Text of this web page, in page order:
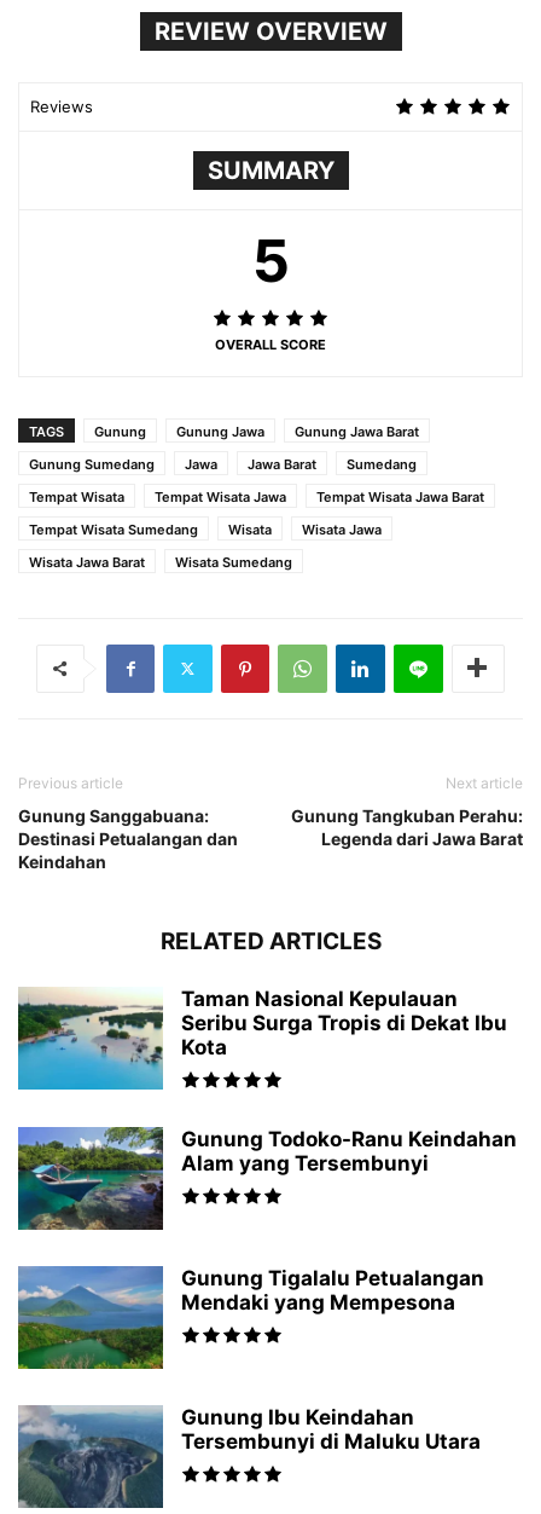
REVIEW OVERVIEW
Reviews
SUMMARY
5
OVERALL SCORE
TAGS Gunung Gunung Jawa
Gunung Jawa Barat
Gunung Sumedang
Jawa Jawa Barat
Sumedang
Tempat Wisata
Tempat Wisata Jawa
Tempat Wisata Jawa Barat
Tempat Wisata Sumedang
Wisata
Wisata Jawa
Wisata Jawa Barat
Wisata Sumedang
Previous article
Gunung Sanggabuana:
Destinasi Petualangan dan
Keindahan
Next article
Gunung Tangkuban Perahu:
Legenda dari Jawa Barat
RELATED ARTICLES
Taman Nasional Kepulauan
Seribu Surga Tropis di Dekat Ibu
Kota
Gunung Todoko-Ranu Keindahan
Alam yang Tersembunyi
Gunung Tigalalu Petualangan
Mendaki yang Mempesona
Gunung Ibu Keindahan
Tersembunyi di Maluku Utara